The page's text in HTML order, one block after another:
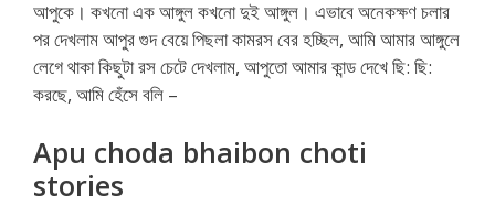
আপুকে। কখনো এক আঙ্গুল কখনো দুই আঙ্গুল। এভাবে অনেকক্ষণ চলার
পর দেখলাম আপুর গুদ বেয়ে পিছলা কামরস বের হচ্ছিল, আমি আমার আঙ্গুলে
লেগে থাকা কিছুটা রস চেটে দেখলাম, আপুতো আমার কান্ড দেখে ছি: ছি:
করছে, আমি হেঁসে বলি –
Apu choda bhaibon choti
stories